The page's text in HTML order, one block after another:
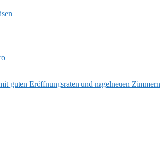
guten Eröffnungsraten und nagelneuen Zimmern